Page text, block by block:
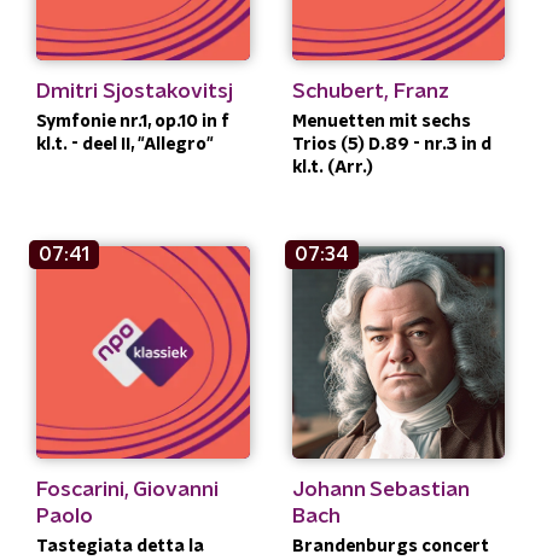
Dmitri Sjostakovitsj
Symfonie nr.1, op.10 in f
kl.t. - deel II, "Allegro"
Schubert, Franz
Menuetten mit sechs
Trios (5) D.89 - nr.3 in d
kl.t. (Arr.)
07:41
Foscarini, Giovanni
Paolo
Tastegiata detta la
07:34
Johann Sebastian
Bach
Brandenburgs concert